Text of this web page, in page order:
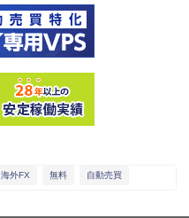
海外FX 無料 自動売買